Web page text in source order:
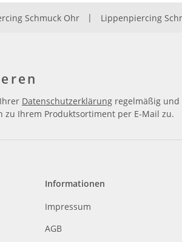
Schmuck Ohr | Lippenpiercing
Datenschutzerklärung regelmäßig und
Ihrem Produktsortiment per E-Mail zu.
Informationen
Impressum
AGB